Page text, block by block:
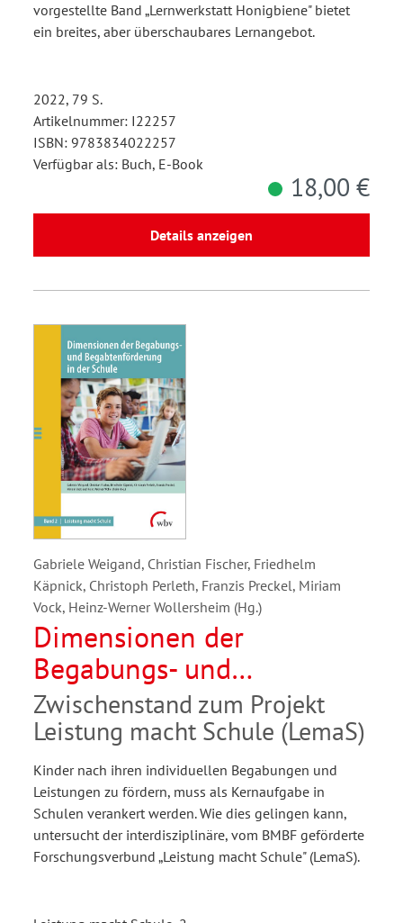
vorgestellte Band „Lernwerkstatt Honigbiene" bietet
ein breites, aber überschaubares Lernangebot.
2022, 79 S.
Artikelnummer: I22257
ISBN: 9783834022257
Verfügbar als: Buch, E-Book
18,00 €
Details anzeigen
Gabriele Weigand, Christian Fischer, Friedhelm
Käpnick, Christoph Perleth, Franzis Preckel, Miriam
Vock, Heinz-Werner Wollersheim (Hg.)
Dimensionen der
Begabungs- und
Begabtenförderung in der
Schule
Zwischenstand zum Projekt
Leistung macht Schule (LemaS)
Kinder nach ihren individuellen Begabungen und
Leistungen zu fördern, muss als Kernaufgabe in
Schulen verankert werden. Wie dies gelingen kann,
untersucht der interdisziplinäre, vom BMBF geförderte
Forschungsverbund „Leistung macht Schule" (LemaS).